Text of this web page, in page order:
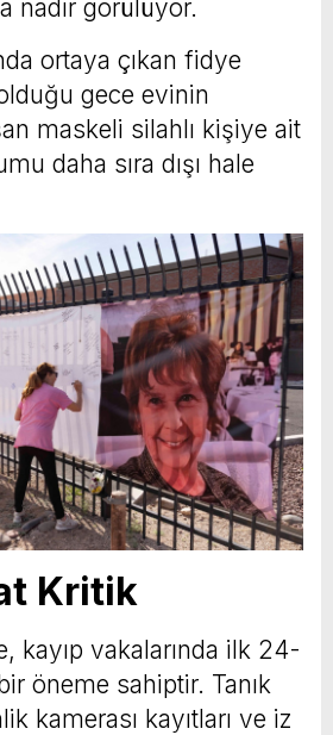
nadir görülüyor.
ortaya çıkan fidye
gece evinin
maskeli silahlı kişiye ait
daha sıra dışı hale
Kritik
kayıp vakalarında ilk 24-
öneme sahiptir. Tanık
kamerası kayıtları ve iz